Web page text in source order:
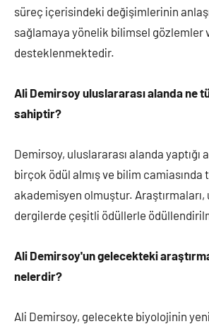
süreç içerisindeki değişimlerinin
sağlamaya yönelik bilimsel gözlemler
desteklenmektedir.
Ali Demirsoy uluslararası alanda ne
sahiptir?
Demirsoy, uluslararası alanda yaptığı
birçok ödül almış ve bilim camiasında
akademisyen olmuştur. Araştırmaları,
dergilerde çeşitli ödüllerle
Ali Demirsoy'un gelecekteki
nelerdir?
Ali Demirsoy, gelecekte biyolojinin